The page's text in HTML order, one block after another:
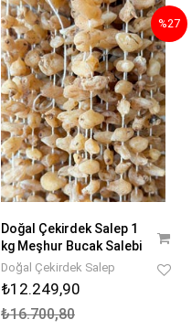
%27
Doğal Çekirdek Salep 1
kg Meşhur Bucak Salebi
Doğal Çekirdek Salep
₺12.249,90
₺16.700,80